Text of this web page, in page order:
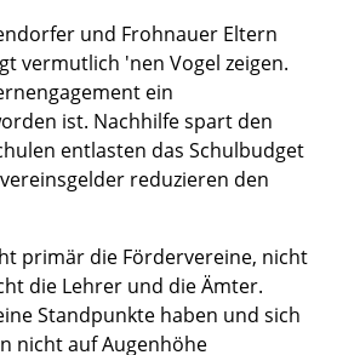
und Frohnauer Eltern
vermutlich 'nen Vogel zeigen.
ein
ist. Nachhilfe spart den
entlasten das Schulbudget
reduzieren den
primär die Fördervereine, nicht
die Lehrer und die Ämter.
Standpunkte haben und sich
nicht auf Augenhöhe